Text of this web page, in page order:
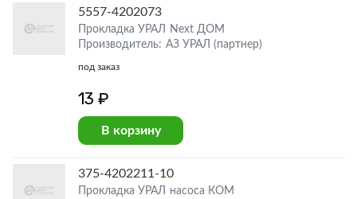
5557-4202073
Прокладка УРАЛ Next ДОМ
Производитель: АЗ УРАЛ (партнер)
под заказ
13 ₽
В корзину
375-4202211-10
Прокладка УРАЛ насоса КОМ